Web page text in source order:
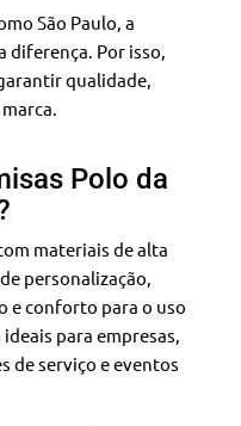
São Paulo, a
diferença. Por isso,
qualidade,
Polo da
materiais de alta
personalização,
e conforto para o uso
para empresas,
de serviço e eventos